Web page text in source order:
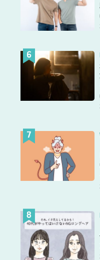
恋のときめきを存分に味
旬までは強力な追い風が
クなチャンスに恵まれ、
結論が出る時期です。